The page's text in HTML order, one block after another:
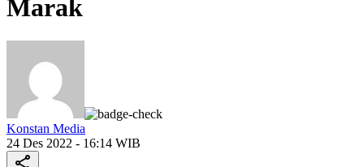
Marak
Konstan Media
24 Des 2022 - 16:14 WIB